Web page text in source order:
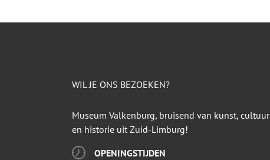
WIL JE ONS BEZOEKEN?
Museum Valkenburg, bruisend van kunst, cultuur
en historie uit Zuid-Limburg!
OPENINGSTIJDEN